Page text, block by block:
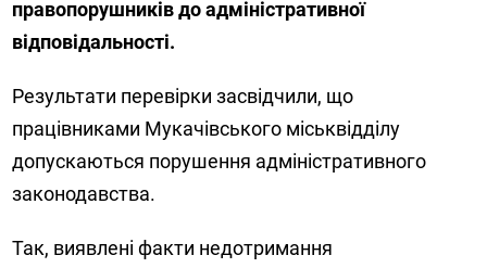
правопорушників до адміністративної
відповідальності.
Результати перевірки засвідчили, що
працівниками Мукачівського міськвідділу
допускаються порушення адміністративного
законодавства.
Так, виявлені факти недотримання